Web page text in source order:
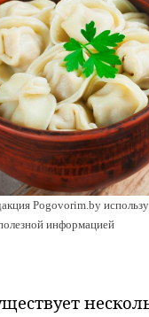
Pogovorim.by
информацией